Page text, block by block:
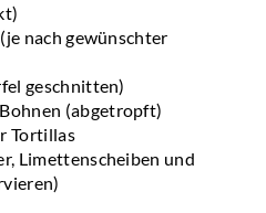
nach gewünschter
geschnitten)
(abgetropft)
Tortillas
Limettenscheiben und